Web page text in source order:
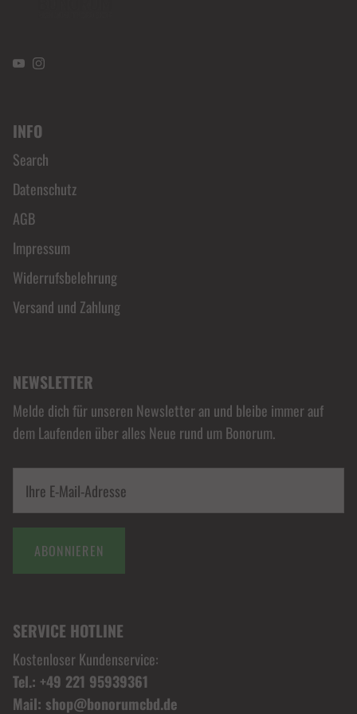
YouTubeInstagram
INFO
Search
Datenschutz
AGB
Impressum
Widerrufsbelehrung
Versand und Zahlung
NEWSLETTER
Melde dich für unseren Newsletter an und bleibe immer auf
dem Laufenden über alles Neue rund um Bonorum.
ABONNIEREN
SERVICE HOTLINE
Kostenloser Kundenservice:
Tel.: +49 221 95939361
Mail: shop@bonorumcbd.de